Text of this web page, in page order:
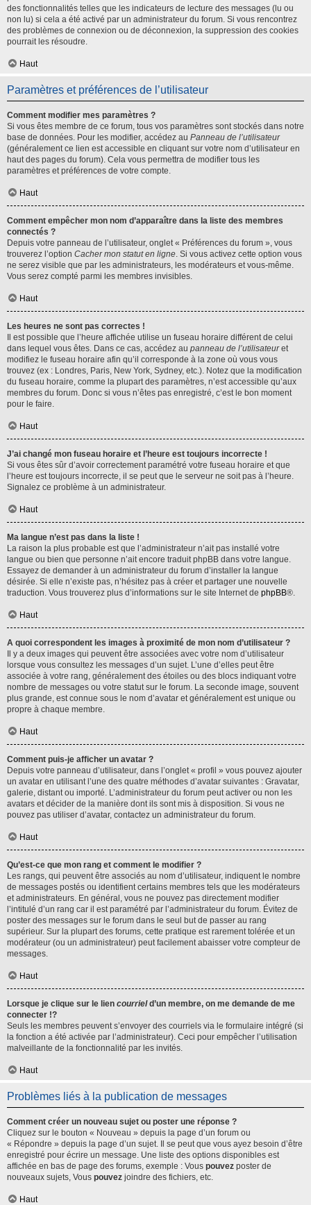
des fonctionnalités telles que les indicateurs de lecture des messages (lu ou
non lu) si cela a été activé par un administrateur du forum. Si vous rencontrez
des problèmes de connexion ou de déconnexion, la suppression des cookies
pourrait les résoudre.
Haut
Paramètres et préférences de l’utilisateur
Comment modifier mes paramètres ?
Si vous êtes membre de ce forum, tous vos paramètres sont stockés dans notre
base de données. Pour les modifier, accédez au Panneau de l’utilisateur
(généralement ce lien est accessible en cliquant sur votre nom d’utilisateur en
haut des pages du forum). Cela vous permettra de modifier tous les
paramètres et préférences de votre compte.
Haut
Comment empêcher mon nom d’apparaître dans la liste des membres
connectés ?
Depuis votre panneau de l’utilisateur, onglet « Préférences du forum », vous
trouverez l’option Cacher mon statut en ligne. Si vous activez cette option vous
ne serez visible que par les administrateurs, les modérateurs et vous-même.
Vous serez compté parmi les membres invisibles.
Haut
Les heures ne sont pas correctes !
Il est possible que l’heure affichée utilise un fuseau horaire différent de celui
dans lequel vous êtes. Dans ce cas, accédez au panneau de l’utilisateuret
modifiez le fuseau horaire afin qu’il corresponde à la zone où vous vous
trouvez (ex : Londres, Paris, New York, Sydney, etc.). Notez que la modification
du fuseau horaire, comme la plupart des paramètres, n’est accessible qu’aux
membres du forum. Donc si vous n’êtes pas enregistré, c’est le bon moment
pour le faire.
Haut
J’ai changé mon fuseau horaire et l’heure est toujours incorrecte !
Si vous êtes sûr d’avoir correctement paramétré votre fuseau horaire et que
l’heure est toujours incorrecte, il se peut que le serveur ne soit pas à l’heure.
Signalez ce problème à un administrateur.
Haut
Ma langue n’est pas dans la liste !
La raison la plus probable est que l’administrateur n’ait pas installé votre
langue ou bien que personne n’ait encore traduit phpBB dans votre langue.
Essayez de demander à un administrateur du forum d’installer la langue
désirée. Si elle n’existe pas, n’hésitez pas à créer et partager une nouvelle
traduction. Vous trouverez plus d’informations sur le site Internet de phpBB®.
Haut
A quoi correspondent les images à proximité de mon nom d’utilisateur ?
Il y a deux images qui peuvent être associées avec votre nom d’utilisateur
lorsque vous consultez les messages d’un sujet. L’une d’elles peut être
associée à votre rang, généralement des étoiles ou des blocs indiquant votre
nombre de messages ou votre statut sur le forum. La seconde image, souvent
plus grande, est connue sous le nom d’avatar et généralement est unique ou
propre à chaque membre.
Haut
Comment puis-je afficher un avatar ?
Depuis votre panneau d’utilisateur, dans l’onglet « profil » vous pouvez ajouter
un avatar en utilisant l’une des quatre méthodes d’avatar suivantes : Gravatar,
galerie, distant ou importé. L’administrateur du forum peut activer ou non les
avatars et décider de la manière dont ils sont mis à disposition. Si vous ne
pouvez pas utiliser d’avatar, contactez un administrateur du forum.
Haut
Qu’est-ce que mon rang et comment le modifier ?
Les rangs, qui peuvent être associés au nom d’utilisateur, indiquent le nombre
de messages postés ou identifient certains membres tels que les modérateurs
et administrateurs. En général, vous ne pouvez pas directement modifier
l’intitulé d’un rang car il est paramétré par l’administrateur du forum. Évitez de
poster des messages sur le forum dans le seul but de passer au rang
supérieur. Sur la plupart des forums, cette pratique est rarement tolérée et un
modérateur (ou un administrateur) peut facilement abaisser votre compteur de
messages.
Haut
Lorsque je clique sur le lien courrield’un membre, on me demande de me
connecter !?
Seuls les membres peuvent s’envoyer des courriels via le formulaire intégré (si
la fonction a été activée par l’administrateur). Ceci pour empêcher l’utilisation
malveillante de la fonctionnalité par les invités.
Haut
Problèmes liés à la publication de messages
Comment créer un nouveau sujet ou poster une réponse ?
Cliquez sur le bouton « Nouveau » depuis la page d’un forum ou
« Répondre » depuis la page d’un sujet. Il se peut que vous ayez besoin d’être
enregistré pour écrire un message. Une liste des options disponibles est
affichée en bas de page des forums, exemple : Vous pouvez poster de
nouveaux sujets, Vous pouvez joindre des fichiers, etc.
Haut